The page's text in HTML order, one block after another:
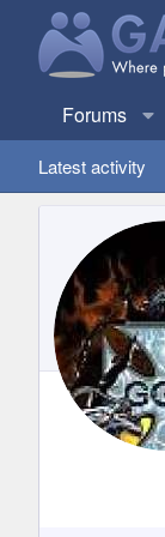
Forums
Latest activity